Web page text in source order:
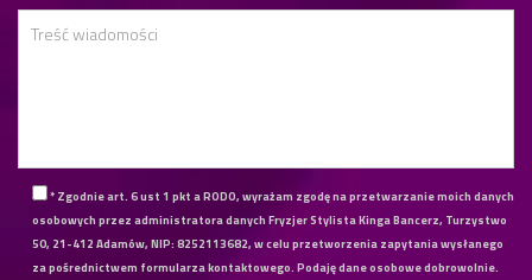
* Zgodnie art. 6 ust 1 pkt a RODO, wyrażam zgodę na przetwarzanie moich danych
osobowych przez administratora danych Fryzjer Stylista Kinga Bancerz, Turzystwo
50, 21-412 Adamów, NIP: 8252113682, w celu przetworzenia zapytania wysłanego
za pośrednictwem formularza kontaktowego. Podaję dane osobowe dobrowolnie.